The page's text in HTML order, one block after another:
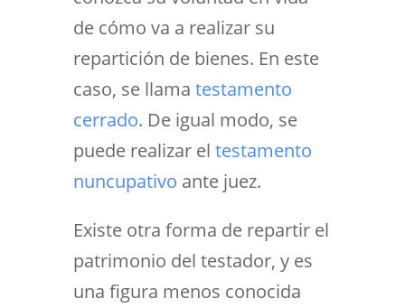
de cómo va a realizar su
repartición de bienes. En este
caso, se llama testamento
cerrado. De igual modo, se
puede realizar el testamento
nuncupativo ante juez.
Existe otra forma de repartir el
patrimonio del testador, y es
una figura menos conocida